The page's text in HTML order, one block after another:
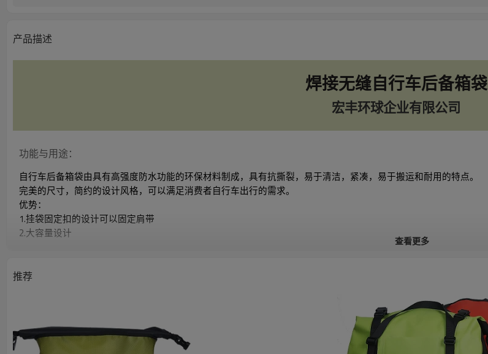
产品描述
焊接无缝自行车后备箱袋
宏丰环球企业有限公司
功能与用途：
自行车后备箱袋由具有高强度防水功能的环保材料制成，具有抗撕裂，易于清洁，紧凑，易于搬运和耐用的特点。
完美的尺寸，简约的设计风格，可以满足消费者自行车出行的需求。
优势：
1.挂袋固定扣的设计可以固定肩带
2.大容量设计
5.防水织物脏且易于洗涤
查看更多
推荐